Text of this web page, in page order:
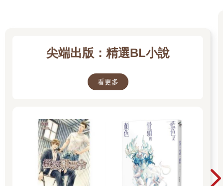
尖端出版：精選BL小說
看更多